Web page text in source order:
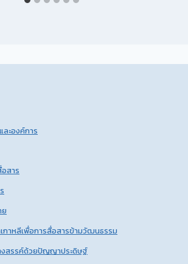
ะองค์การ
สาร
กาหลีเพื่อการสื่อสารข้ามวัฒนธรรม
งสรรค์ด้วยปัญญาประดิษฐ์